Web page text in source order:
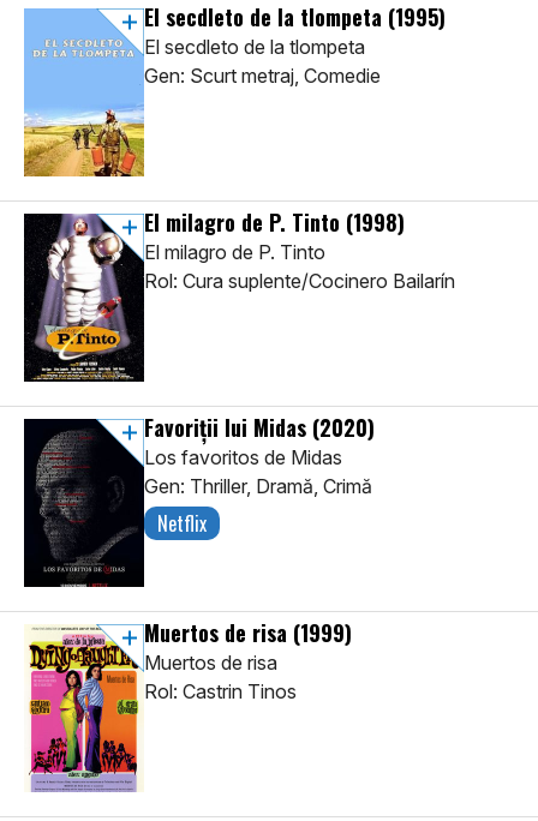
El secdleto de la tlompeta (1995)
El secdleto de la tlompeta
Gen: Scurt metraj, Comedie
El milagro de P. Tinto (1998)
El milagro de P. Tinto
Rol: Cura suplente/Cocinero Bailarín
Favoriții lui Midas (2020)
Los favoritos de Midas
Gen: Thriller, Dramă, Crimă
Netflix
Muertos de risa (1999)
Muertos de risa
Rol: Castrin Tinos